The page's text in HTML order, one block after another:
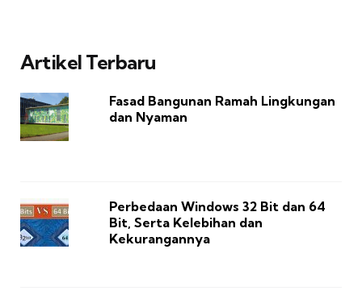
Artikel Terbaru
Fasad Bangunan Ramah Lingkungan
dan Nyaman
Perbedaan Windows 32 Bit dan 64
Bit, Serta Kelebihan dan
Kekurangannya